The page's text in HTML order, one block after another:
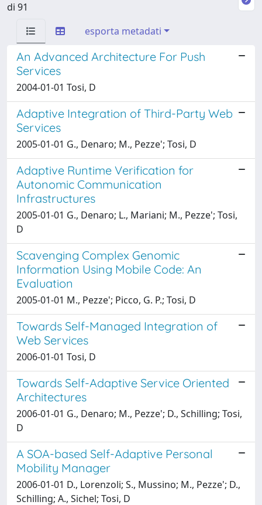
di 91
esporta metadati
An Advanced Architecture For Push
Services
2004-01-01 Tosi, D
Adaptive Integration of Third-Party Web
Services
2005-01-01 G., Denaro; M., Pezze'; Tosi, D
Adaptive Runtime Verification for
Autonomic Communication
Infrastructures
2005-01-01 G., Denaro; L., Mariani; M., Pezze'; Tosi,
D
Scavenging Complex Genomic
Information Using Mobile Code: An
Evaluation
2005-01-01 M., Pezze'; Picco, G. P.; Tosi, D
Towards Self-Managed Integration of
Web Services
2006-01-01 Tosi, D
Towards Self-Adaptive Service Oriented
Architectures
2006-01-01 G., Denaro; M., Pezze'; D., Schilling; Tosi,
D
A SOA-based Self-Adaptive Personal
Mobility Manager
2006-01-01 D., Lorenzoli; S., Mussino; M., Pezze'; D.,
Schilling; A., Sichel; Tosi, D